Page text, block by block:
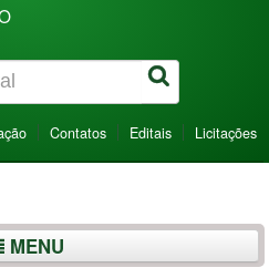
Contatos Editais Licitações
MENU